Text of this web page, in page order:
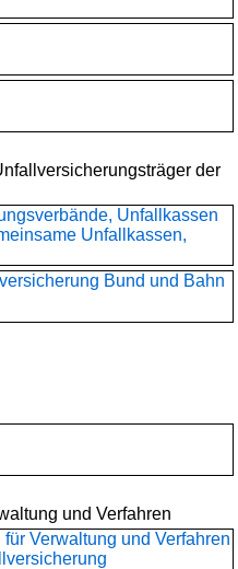
der
Unfallkassen
Unfallkassen,
Bund und Bahn
und Verfahren
Verwaltung und Verfahren